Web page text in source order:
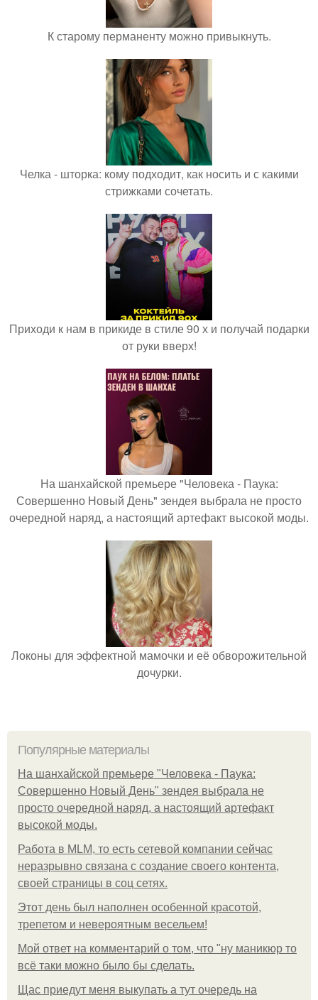
К старому перманенту можно привыкнуть.
Челка - шторка: кому подходит, как носить и с какими
стрижками сочетать.
Приходи к нам в прикиде в стиле 90 х и получай подарки
от руки вверх!
На шанхайской премьере "Человека - Паука:
Совершенно Новый День" зендея выбрала не просто
очередной наряд, а настоящий артефакт высокой моды.
Локоны для эффектной мамочки и её обворожительной
дочурки.
Популярные материалы
На шанхайской премьере "Человека - Паука:
Совершенно Новый День" зендея выбрала не
просто очередной наряд, а настоящий артефакт
высокой моды.
Работа в MLM, то есть сетевой компании сейчас
неразрывно связана с создание своего контента,
своей страницы в соц сетях.
Этот день был наполнен особенной красотой,
трепетом и невероятным весельем!
Мой ответ на комментарий о том, что "ну маникюр то
всё таки можно было бы сделать.
Щас приедут меня выкупать а тут очередь на